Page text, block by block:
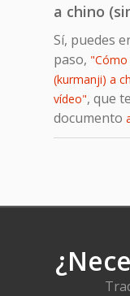
a chino
Sí, puedes
paso, "Cómo
(kurmanji) a
vídeo", que
documento